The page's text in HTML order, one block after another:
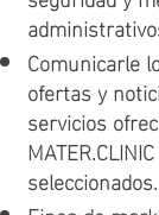
Comunicarle
ofertas y
servicios
seleccionados.